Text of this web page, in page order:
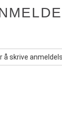
å skrive